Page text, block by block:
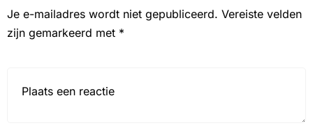
Je e-mailadres wordt niet gepubliceerd. Vereiste velden
zijn gemarkeerd met *